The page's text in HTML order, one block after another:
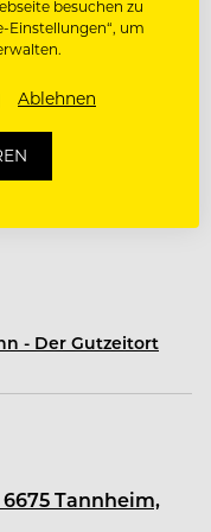
kein
die
- Der Gutzeitort
Tannheim,
besuchen zu
Einstellungen“, um
Ablehnen